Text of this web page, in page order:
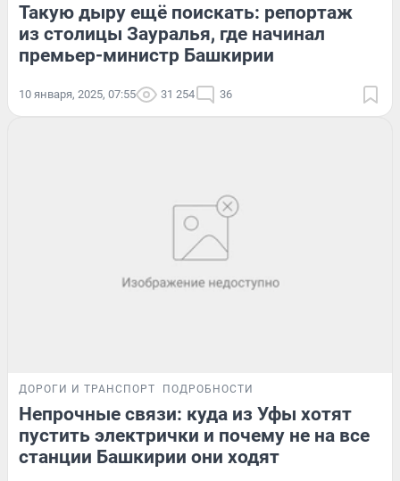
Такую дыру ещё поискать: репортаж
из столицы Зауралья, где начинал
премьер-министр Башкирии
10 января, 2025, 07:55 31 254 36
ДОРОГИ И ТРАНСПОРТ ПОДРОБНОСТИ
Непрочные связи: куда из Уфы хотят
пустить электрички и почему не на все
станции Башкирии они ходят